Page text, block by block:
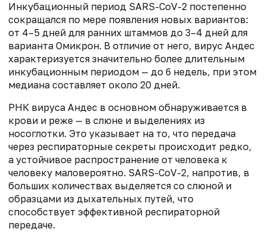
Инкубационный период SARS-CoV-2 постепенно
сокращался по мере появления новых вариантов:
от 4–5 дней для ранних штаммов до 3–4 дней для
варианта Омикрон. В отличие от него, вирус Андес
характеризуется значительно более длительным
инкубационным периодом — до 6 недель, при этом
медиана составляет около 20 дней.
РНК вируса Андес в основном обнаруживается в
крови и реже — в слюне и выделениях из
носоглотки. Это указывает на то, что передача
через респираторные секреты происходит редко,
а устойчивое распространение от человека к
человеку маловероятно. SARS-CoV-2, напротив, в
больших количествах выделяется со слюной и
образцами из дыхательных путей, что
способствует эффективной респираторной
передаче.